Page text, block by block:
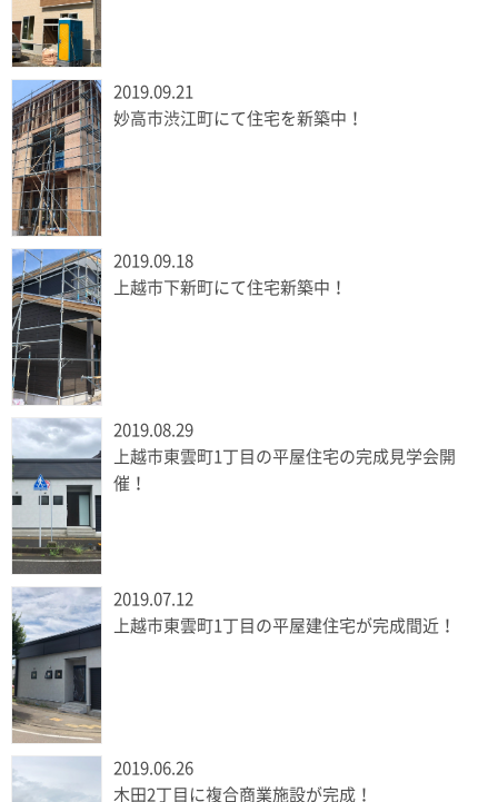
2019.09.21
妙高市渋江町にて住宅を新築中！
2019.09.18
上越市下新町にて住宅新築中！
2019.08.29
上越市東雲町1丁目の平屋住宅の完成見学会開
催！
2019.07.12
上越市東雲町1丁目の平屋建住宅が完成間近！
2019.06.26
木田2丁目に複合商業施設が完成！